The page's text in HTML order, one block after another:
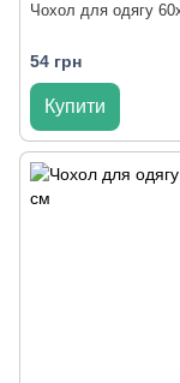
Чохол для одягу
54 грн
Купити